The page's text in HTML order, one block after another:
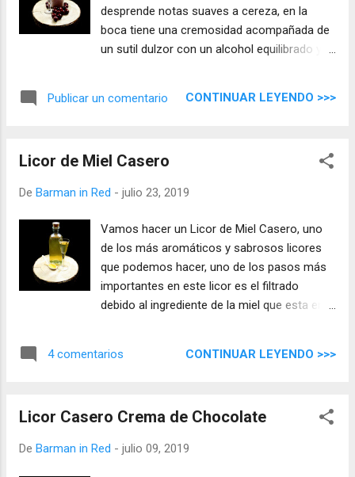
desprende notas suaves a cereza, en la
boca tiene una cremosidad acompañada de
un sutil dulzor con un alcohol equilibrado y
Publicar un comentario CONTINUAR LEYENDO >>>
Licor de Miel Casero
De Barman in Red - julio 23, 2019
Vamos hacer un Licor de Miel Casero, uno
de los más aromáticos y sabrosos licores
que podemos hacer, uno de los pasos más
importantes en este licor es el filtrado
debido al ingrediente de la miel que esta en
que hacerlo muy bien.
4 comentarios CONTINUAR LEYENDO >>>
Licor Casero Crema de Chocolate
De Barman in Red - julio 09, 2019